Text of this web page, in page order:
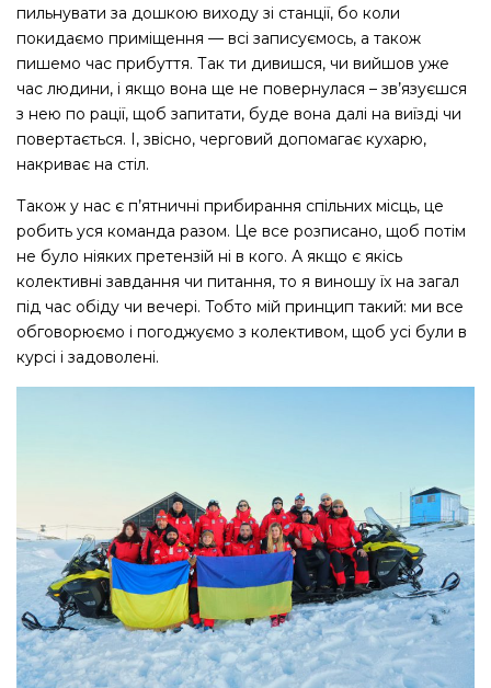
пильнувати за дошкою виходу зі станції, бо коли
покидаємо приміщення — всі записуємось, а також
пишемо час прибуття. Так ти дивишся, чи вийшов уже
час людини, і якщо вона ще не повернулася – зв’язуєшся
з нею по рації, щоб запитати, буде вона далі на виїзді чи
повертається. І, звісно, черговий допомагає кухарю,
накриває на стіл.
Також у нас є п’ятничні прибирання спільних місць, це
робить уся команда разом. Це все розписано, щоб потім
не було ніяких претензій ні в кого. А якщо є якісь
колективні завдання чи питання, то я виношу їх на загал
під час обіду чи вечері. Тобто мій принцип такий: ми все
обговорюємо і погоджуємо з колективом, щоб усі були в
курсі і задоволені.